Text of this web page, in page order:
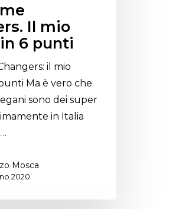
Il mio
6 punti
il mio
Ma è vero che
sono dei super
in Italia
Mosca
2020